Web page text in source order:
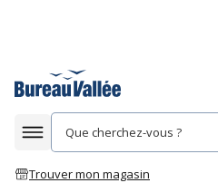
Afficher la navigation
Trouver mon magasin